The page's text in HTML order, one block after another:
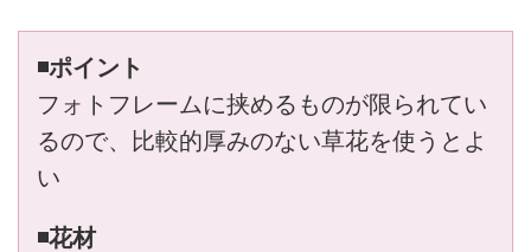
◾️ポイント
フォトフレームに挟めるものが限られてい
るので、比較的厚みのない草花を使うとよ
い
◾️花材